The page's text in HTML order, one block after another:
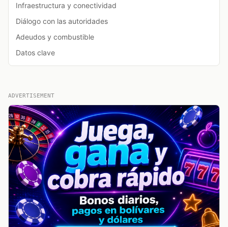
Infraestructura y conectividad
Diálogo con las autoridades
Adeudos y combustible
Datos clave
ADVERTISEMENT